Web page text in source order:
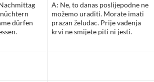
dürfen
A: Ne, to danas poslijepodne ne
možemo uraditi. Morate imati
prazan želudac. Prije vađenja
krvi ne smijete piti ni jesti.